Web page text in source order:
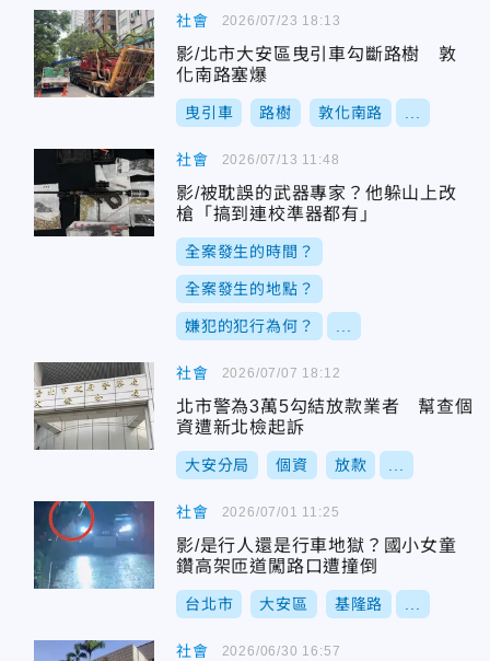
社會
影/北市大安區曳引車勾斷路樹 敦
化南路塞爆
曳引車 路樹 敦化南路
2026/07/23 18:13
社會
影/被耽誤的武器專家？他躲山上改
槍「搞到連校準器都有」
全案發生的時間？
全案發生的地點？
嫌犯的犯行為何？
2026/07/13 11:48
社會
北市警為3萬5勾結放款業者 幫查個
資遭新北檢起訴
大安分局 個資 放款
2026/07/07 18:12
社會
影/是行人還是行車地獄？國小女童
鑽高架匝道闖路口遭撞倒
台北市 大安區 基隆路
2026/07/01 11:25
社會 2026/06/30 16:57